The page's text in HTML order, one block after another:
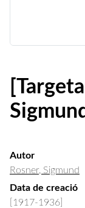
Autor
Rosner, Sigmund
Data de creació
[1917-1936]